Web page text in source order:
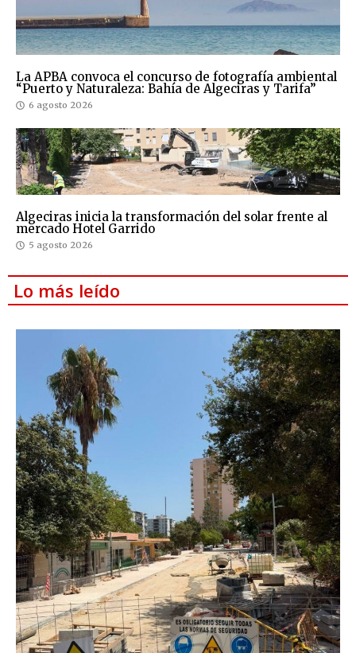
La APBA convoca el concurso de fotografía ambiental
“Puerto y Naturaleza: Bahía de Algeciras y Tarifa”
6 agosto 2026
Algeciras inicia la transformación del solar frente al
mercado Hotel Garrido
5 agosto 2026
Lo más leído